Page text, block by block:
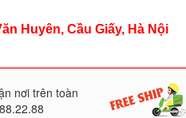
Huyên, Cầu Giấy, Hà Nội
nơi trên toàn